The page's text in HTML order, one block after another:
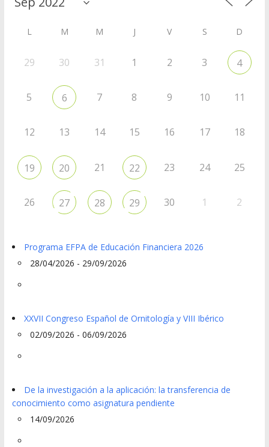
L M M J V S D
29 30 31 1 2 3 4
5 6 7 8 9 10 11
12 13 14 15 16 17 18
19 20 21 22 23 24 25
26 27 28 29 30 1 2
Programa EFPA de Educación Financiera 2026
28/04/2026 - 29/09/2026
XXVII Congreso Español de Ornitología y VIII Ibérico
02/09/2026 - 06/09/2026
De la investigación a la aplicación: la transferencia de
conocimiento como asignatura pendiente
14/09/2026